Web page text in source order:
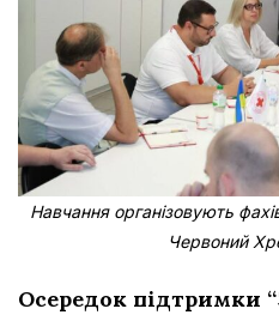
Навчання організовують
Червоний
Осередок підтримки